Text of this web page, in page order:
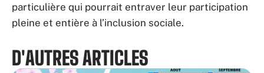
particulière qui pourrait entraver leur participation
pleine et entière à l’inclusion sociale.
D'AUTRES ARTICLES